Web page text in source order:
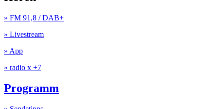
» FM 91,8 / DAB+
» Livestream
» App
» radio x +7
Programm